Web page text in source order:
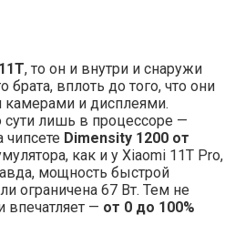
, то он и внутри и снаружи
брата, вплоть до того, что они
и дисплеями.
сути лишь в процессоре —
чипсете Dimensity 1200 от
как и у Xiaomi 11T Pro,
мощность быстрой
ограничена 67 Вт. Тем не
впечатляет — от 0 до 100%